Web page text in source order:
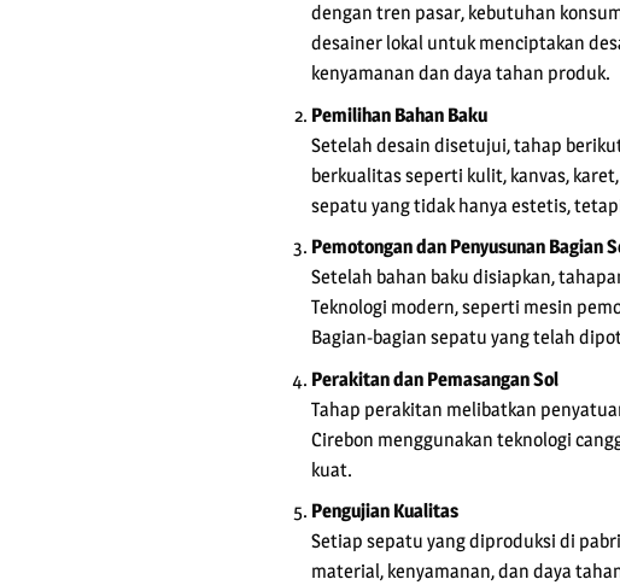
dengan tren pasar, kebutuhan
desainer lokal untuk menciptakan
kenyamanan dan daya tahan produk.
Pemilihan Bahan Baku
Setelah desain disetujui, tahap
berkualitas seperti kulit, kanvas,
sepatu yang tidak hanya estetis,
Pemotongan dan Penyusunan Bagian
Setelah bahan baku disiapkan,
Teknologi modern, seperti mesin
Bagian-bagian sepatu yang telah
Perakitan dan Pemasangan Sol
Tahap perakitan melibatkan
Cirebon menggunakan teknologi
kuat.
Pengujian Kualitas
Setiap sepatu yang diproduksi di
material, kenyamanan, dan daya